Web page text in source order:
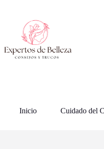
contenido
Inicio Cuidado del